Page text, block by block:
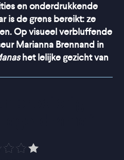
en onderdrukkende
is de grens bereikt: ze
Op visueel verbluffende
Marianna Brennand in
het lelijke gezicht van